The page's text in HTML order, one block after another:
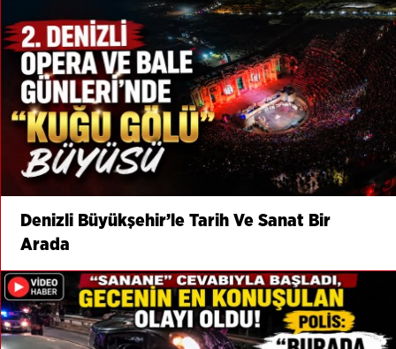
Denizli Büyükşehir’le Tarih Ve Sanat Bir
Arada